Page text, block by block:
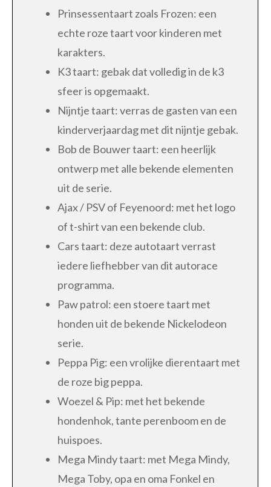
Prinsessentaart zoals Frozen: een
echte roze taart voor kinderen met
karakters.
K3 taart: gebak dat volledig in de k3
sfeer is opgemaakt.
Nijntje taart: verras de gasten van een
kinderverjaardag met dit nijntje gebak.
Bob de Bouwer taart: een heerlijk
ontwerp met alle bekende elementen
uit de serie.
Ajax / PSV of Feyenoord: met het logo
of t-shirt van een bekende club.
Cars taart: deze autotaart verrast
iedere liefhebber van dit autorace
programma.
Paw patrol: een stoere taart met
honden uit de bekende Nickelodeon
serie.
Peppa Pig: een vrolijke dierentaart met
de roze big peppa.
Woezel & Pip: met het bekende
hondenhok, tante perenboom en de
huispoes.
Mega Mindy taart: met Mega Mindy,
Mega Toby, opa en oma Fonkel en